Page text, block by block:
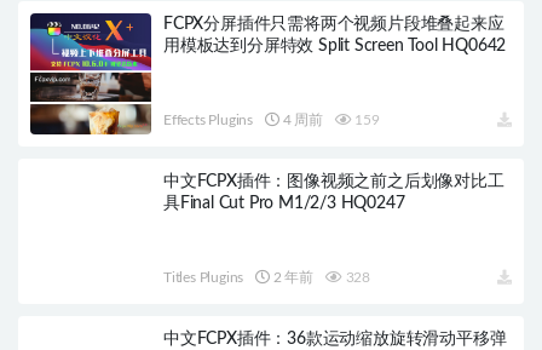
FCPX分屏插件只需将两个视频片段堆叠起来应
用模板达到分屏特效 Split Screen Tool HQ0642
Effects Plugins 4 周前 159
中文FCPX插件：图像视频之前之后划像对比工
具Final Cut Pro M1/2/3 HQ0247
Titles Plugins 2 年前 328
中文FCPX插件：36款运动缩放旋转滑动平移弹